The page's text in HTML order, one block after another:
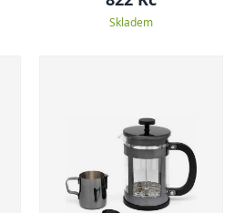
Skladem